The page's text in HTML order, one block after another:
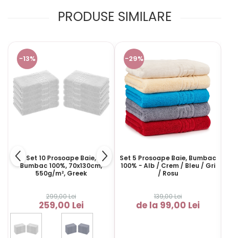
PRODUSE SIMILARE
-13%
Set 10 Prosoape Baie,
Bumbac 100%, 70x130cm,
550g/m², Greek
299,00 Lei
259,00 Lei
-29%
Set 5 Prosoape Baie, Bumbac
100% - Alb / Crem / Bleu / Gri
/ Rosu
139,00 Lei
de la 99,00 Lei